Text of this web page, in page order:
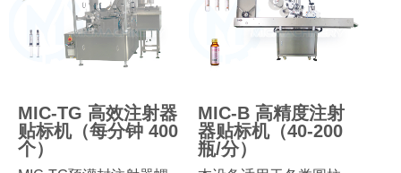
MIC-TG 高效注射器
贴标机（每分钟 400
个）
MIC-B 高精度注射
器贴标机（40-200
瓶/分）